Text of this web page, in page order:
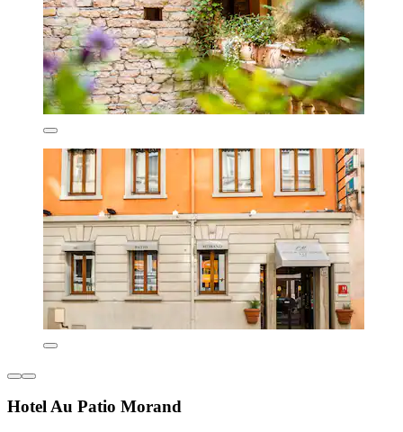
Hotel Au Patio Morand